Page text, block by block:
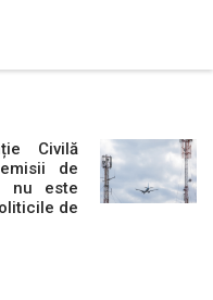
Civilă
de
nu este
de